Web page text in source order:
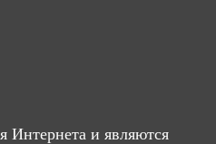
Интернета и являются